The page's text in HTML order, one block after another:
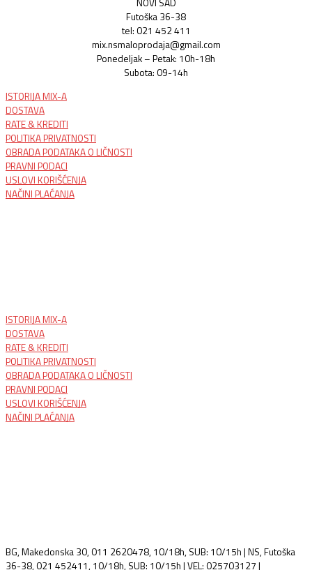
Futoška 36-38
tel: 021 452 411
mix.nsmaloprodaja@gmail.com
Ponedeljak – Petak: 10h-18h
Subota: 09-14h
ISTORIJA MIX-A
DOSTAVA
RATE & KREDITI
POLITIKA PRIVATNOSTI
OBRADA PODATAKA O LIČNOSTI
PRAVNI PODACI
USLOVI KORIŠĆENJA
NAČINI PLAĆANJA
ISTORIJA MIX-A
DOSTAVA
RATE & KREDITI
POLITIKA PRIVATNOSTI
OBRADA PODATAKA O LIČNOSTI
PRAVNI PODACI
USLOVI KORIŠĆENJA
NAČINI PLAĆANJA
BG, Makedonska 30, 011 2620478, 10/18h, SUB: 10/15h | NS, Futoška
36-38, 021 452411, 10/18h, SUB: 10/15h | VEL: 025703127 |